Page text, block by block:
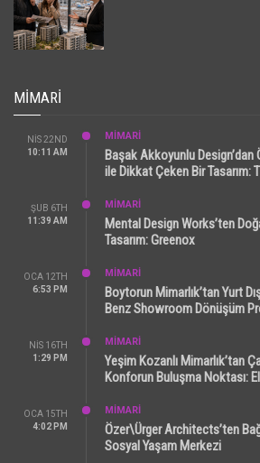
MIMARI
NIS 22ND
10:11 AM
MİMARİ
Başak Akkoyunlu Design’dan
ile Dikkat Çeken Bir Tasarım:
ŞUB 6TH
11:39 AM
MİMARİ
Mental Design Works’ten
Tasarım: Greenox
OCA 12TH
6:53 PM
MİMARİ
Boytorun Mimarlık’tan Yurt
Benz Showroom Dönüşüm
NIS 16TH
1:29 PM
MİMARİ
Yeşim Kozanlı Mimarlık’tan
Konforun Buluşma Noktası:
OCA 15TH
4:02 PM
MİMARİ
Özer\Ürger Architects’ten
Sosyal Yaşam Merkezi